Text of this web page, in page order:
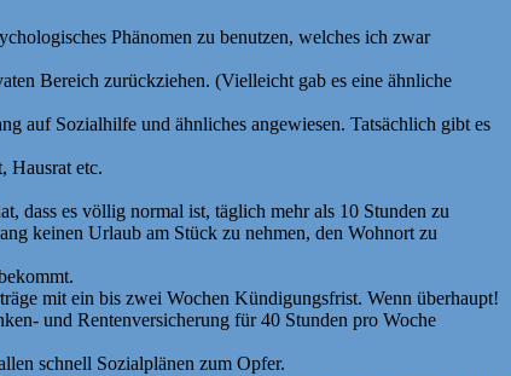
Phänomen zu benutzen, welches ich zwar
Bereich zurückziehen. (Vielleicht gab es eine ähnliche
auf Sozialhilfe und ähnliches angewiesen. Tatsächlich gibt es
Hausrat etc.
dass es völlig normal ist, täglich mehr als 10 Stunden zu
keinen Urlaub am Stück zu nehmen, den Wohnort zu
mit ein bis zwei Wochen Kündigungsfrist. Wenn überhaupt!
und Rentenversicherung für 40 Stunden pro Woche
schnell Sozialplänen zum Opfer.